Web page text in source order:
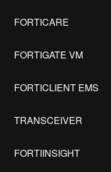
FORTICARE
FORTIGATE VM
FORTICLIENT EMS
TRANSCEIVER
FORTIINSIGHT